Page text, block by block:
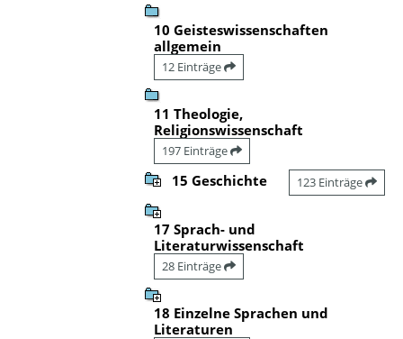
10 Geisteswissenschaften
allgemein
12 Einträge
11 Theologie,
Religionswissenschaft
197 Einträge
15 Geschichte 123 Einträge
17 Sprach- und
Literaturwissenschaft
28 Einträge
18 Einzelne Sprachen und
Literaturen